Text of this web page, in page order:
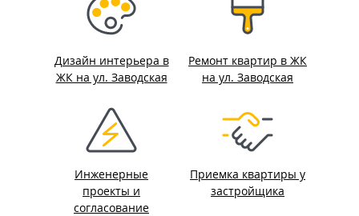
Дизайн интерьера в
ЖК на ул. Заводская
Ремонт квартир в ЖК
на ул. Заводская
Инженерные
проекты и
согласование
Приемка квартиры у
застройщика